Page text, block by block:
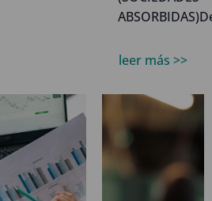
leer más >>